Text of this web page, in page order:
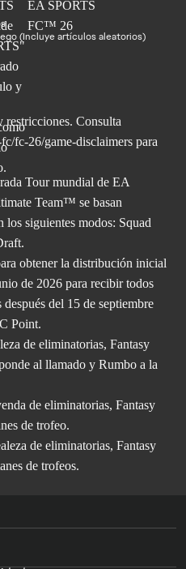
(Incluye artículos aleatorios)
restricciones. Consulta
fc-26/game-disclaimers para
Tour mundial de EA
Team™ se basan
los siguientes modos: Squad
obtener la distribución inicial
de 2026 para recibir todos
del 15 de septiembre
Point.
de eliminatorias, Fantasy
al llamado y Rumbo a la
de eliminatorias, Fantasy
de trofeo.
de eliminatorias, Fantasy
de trofeos.